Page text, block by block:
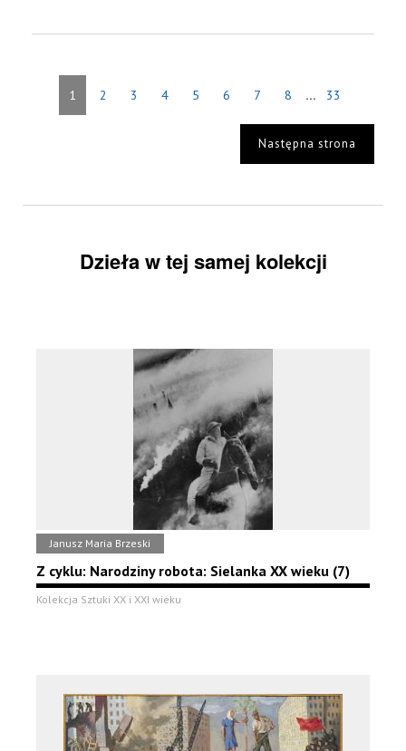
1 2 3 4 5 6 7 8 ... 33
Następna strona
Dzieła w tej samej kolekcji
Janusz Maria Brzeski
Z cyklu: Narodziny robota: Sielanka XX wieku (7)
Kolekcja Sztuki XX i XXI wieku